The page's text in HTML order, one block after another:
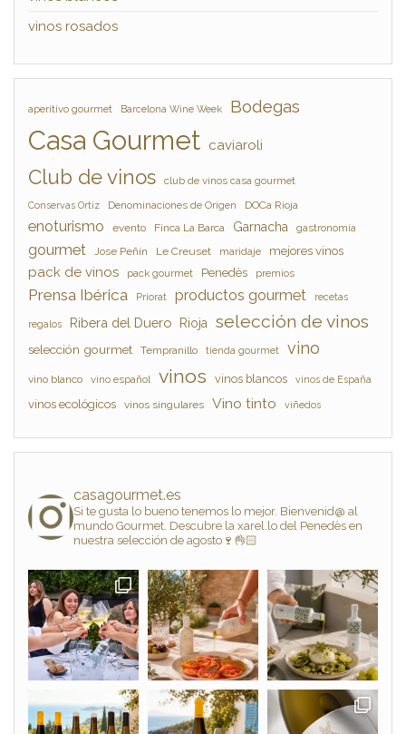
vinos rosados
aperitivo gourmet Barcelona Wine Week Bodegas
Casa Gourmet caviaroli
Club de vinos club de vinos casa gourmet
Conservas Ortiz Denominaciones de Origen DOCa Rioja
enoturismo evento Finca La Barca Garnacha gastronomía
gourmet Jose Peñín Le Creuset maridaje mejores vinos
pack de vinos pack gourmet Penedès premios
Prensa Ibérica Priorat productos gourmet recetas
regalos Ribera del Duero Rioja selección de vinos
selección gourmet Tempranillo tienda gourmet vino
vino blanco vino español vinos vinos blancos vinos de España
vinos ecológicos vinos singulares Vino tinto viñedos
casagourmet.es
Si te gusta lo bueno tenemos lo mejor. Bienvenid@ al
mundo Gourmet. Descubre la xarel.lo del Penedès en
nuestra selección de agosto🍷👌🏻